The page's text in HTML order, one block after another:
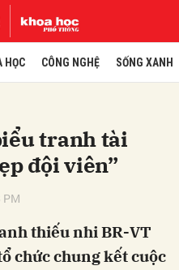
HỌC CÔNG NGHỆ SỐNG XANH
tranh tài
đội viên”
thiếu nhi BR-VT
chức chung kết cuộc